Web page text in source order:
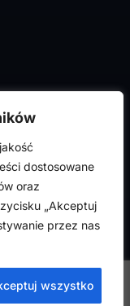
dostosowane
oraz
„Akceptuj
przez nas
wszystko
|